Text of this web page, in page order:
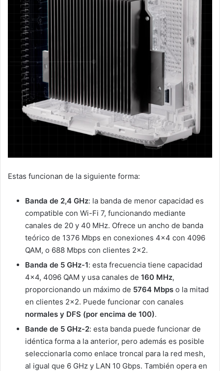
Estas funcionan de la siguiente forma:
Banda de 2,4 GHz: la banda de menor capacidad es
compatible con Wi-Fi 7, funcionando mediante
canales de 20 y 40 MHz. Ofrece un ancho de banda
teórico de 1376 Mbps en conexiones 4×4 con 4096
QAM, o 688 Mbps con clientes 2×2.
Banda de 5 GHz-1: esta frecuencia tiene capacidad
4×4, 4096 QAM y usa canales de 160 MHz,
proporcionando un máximo de 5764 Mbps o la mitad
en clientes 2×2. Puede funcionar con canales
normales y DFS (por encima de 100).
Bande de 5 GHz-2: esta banda puede funcionar de
idéntica forma a la anterior, pero además es posible
seleccionarla como enlace troncal para la red mesh,
al igual que 6 GHz y LAN 10 Gbps. También opera en